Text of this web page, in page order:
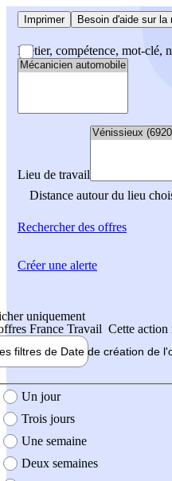
Imprimer Besoin d'aide sur la
Métier, compétence, mot-clé,
Lieu de travail
Distance autour du lieu
Rechercherdes offres
uniquement
France Travail Cette action
filtres de Date de création de
création de l'offre
Un jour
Trois jours
Une semaine
Deux semaines
Créer une alerte